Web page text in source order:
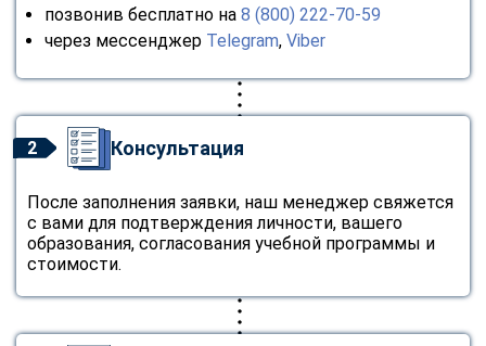
позвонив бесплатно на 8 (800) 222-70-59
через мессенджер Telegram, Viber
2 Консультация
После заполнения заявки, наш менеджер свяжется
с вами для подтверждения личности, вашего
образования, согласования учебной программы и
стоимости.